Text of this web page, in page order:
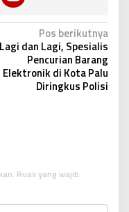
Pos berikutnya
Lagi dan Lagi, Spesialis
Pencurian Barang
Elektronik di Kota Palu
Diringkus Polisi
Ruas yang wajib